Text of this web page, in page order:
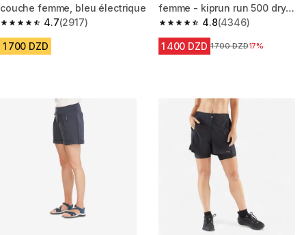
couche femme, bleu électrique
4.7
4.7 out of 5 stars from 2917 reviews
(2917)
1 700 DZD
femme - kiprun run 500 dry
bleu
4.8
4.8 out of 5 stars from 4346
(4346)
1 400 DZD Prix avant la réduction
1 700 DZD17%